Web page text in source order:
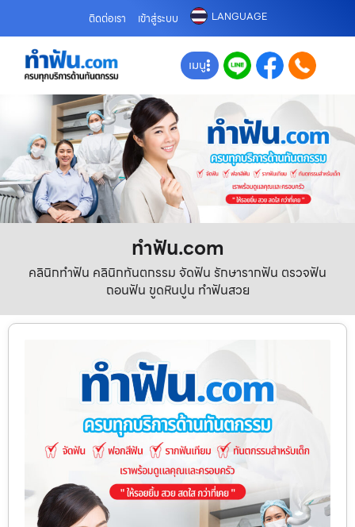
ติดต่อเรา เข้าสู่ระบบ LANGUAGE
เมนู
ทําฟัน.com
คลินิกทำฟัน คลินิกทันตกรรม จัดฟัน รักษารากฟัน ตรวจฟัน
ถอนฟัน ขูดหินปูน ทำฟันสวย